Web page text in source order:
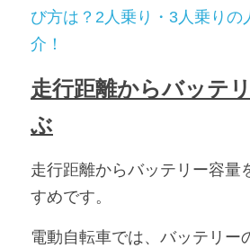
び方は？2人乗り・3人乗りの
介！
走行距離からバッテ
ぶ
走行距離からバッテリー容量
すめです。
電動自転車では、バッテリー